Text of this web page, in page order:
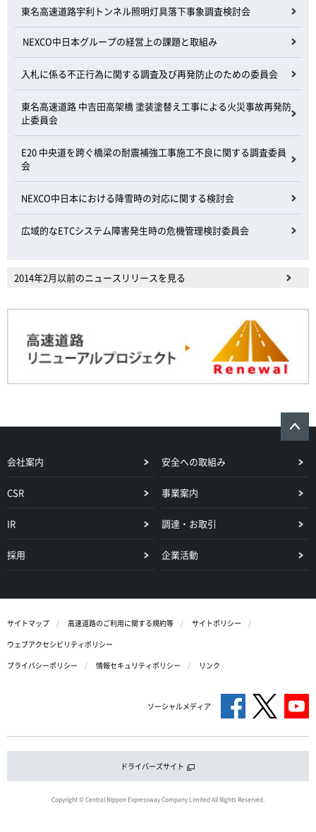
東名高速道路宇利トンネル照明灯具落下事象調査検討会
NEXCO中日本グループの経営上の課題と取組み
入札に係る不正行為に関する調査及び再発防止のための委員会
東名高速道路 中吉田高架橋 塗装塗替え工事による火災事故再発防
止委員会
E20 中央道を跨ぐ橋梁の耐震補強工事施工不良に関する調査委員
会
NEXCO中日本における降雪時の対応に関する検討会
広域的なETCシステム障害発生時の危機管理検討委員会
2014年2月以前のニュースリリースを見る
会社案内 安全への取組み
CSR 事業案内
IR 調達・お取引
採用 企業活動
サイトマップ 高速道路のご利用に関する規約等
サイトポリシー
ウェブアクセシビリティポリシー
プライバシーポリシー
情報セキュリティポリシー リンク
ソーシャルメディア
ドライバーズサイト
Copyright © Central Nippon Expressway Company Limited All Rights Reserved.